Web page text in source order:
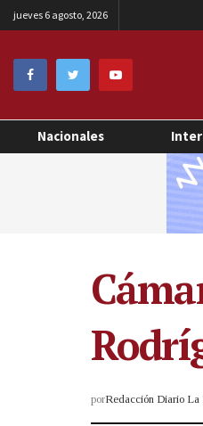
jueves 6 agosto, 2026
Nacionales
porRedacción Diario La